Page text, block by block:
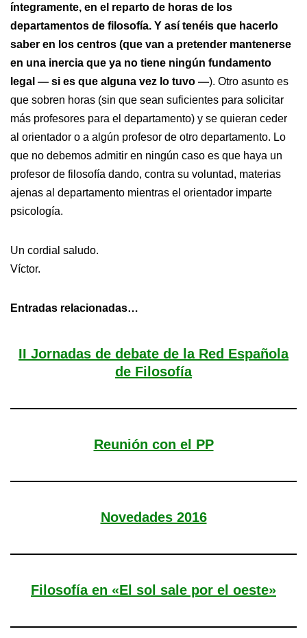
íntegramente, en el reparto de horas de los
departamentos de filosofía. Y así tenéis que hacerlo
saber en los centros (que van a pretender mantenerse
en una inercia que ya no tiene ningún fundamento
legal — si es que alguna vez lo tuvo —). Otro asunto es
que sobren horas (sin que sean suficientes para solicitar
más profesores para el departamento) y se quieran ceder
al orientador o a algún profesor de otro departamento. Lo
que no debemos admitir en ningún caso es que haya un
profesor de filosofía dando, contra su voluntad, materias
ajenas al departamento mientras el orientador imparte
psicología.
Un cordial saludo.
Víctor.
Entradas relacionadas…
II Jornadas de debate de la Red Española
de Filosofía
Reunión con el PP
Novedades 2016
Filosofía en «El sol sale por el oeste»